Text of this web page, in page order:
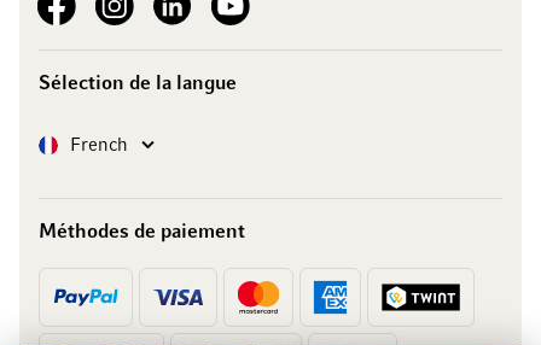
Sélection de la langue
LangueFrench
Méthodes de paiement